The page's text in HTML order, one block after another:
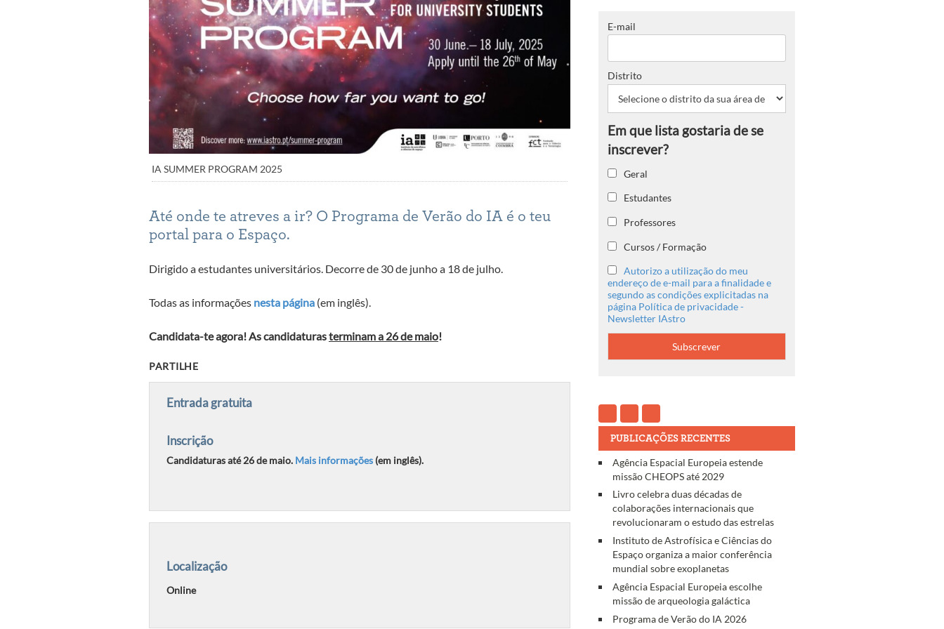
IA SUMMER PROGRAM 2025
Até onde te atreves a ir? O Programa de Verão do IA é o teu
portal para o Espaço.
Dirigido a estudantes universitários. Decorre de 30 de junho a 18 de julho.
Todas as informações nesta página (em inglês).
Candidata-te agora! As candidaturasterminam a 26 de maio!
PARTILHE
Entrada gratuita
Inscrição
Candidaturas até 26 de maio. Mais informações (em inglês).
Localização
Online
E-mail
Distrito
Geral
Estudantes
Professores
Cursos / Formação
Autorizo a utilização do meu
endereço de e-mail para a finalidade e
segundo as condições explicitadas na
página Política de privacidade -
Newsletter IAstro
PUBLICAÇÕES RECENTES
Agência Espacial Europeia estende
missão CHEOPS até 2029
Livro celebra duas décadas de
colaborações internacionais que
revolucionaram o estudo das estrelas
Instituto de Astrofísica e Ciências do
Espaço organiza a maior conferência
mundial sobre exoplanetas
Agência Espacial Europeia escolhe
missão de arqueologia galáctica
Programa de Verão do IA 2026